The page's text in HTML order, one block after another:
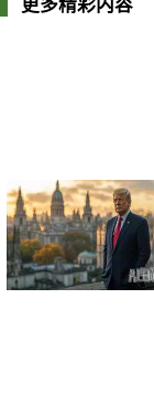
更多精彩内容